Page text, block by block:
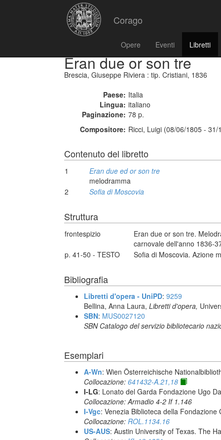
Corago
Opere Eventi Libretti
Eran due or son tre
Brescia, Giuseppe Riviera : tip. Cristiani, 1836
Paese: Italia
Lingua: italiano
Paginazione: 78 p.
Compositore: Ricci, Luigi (08/06/1805 - 31/
Contenuto del libretto
1
Eran due ed or son tre
melodramma
2
Sofia di Moscovia
Struttura
frontespizio
Eran due or son tre.
carnovale dell'anno 1836-
p. 41-50 - TESTO
Sofia di Moscovia. Azione
Bibliografia
Libretti d'opera - UniPD: 9259
Bellina, Anna Laura, Libretti d'opera,
SBN: MUS0027120
SBN Catalogo del servizio bibliotecario
Esemplari
A-Wn: Wien Österreichische
Collocazione: 641432-A.21,18
I-LG: Lonato del Garda Fondazione Ugo
Collocazione: Armadio 4-2 If 1.146
I-Vgc: Venezia Biblioteca della Fondazione
Collocazione: ROL.1134.16
US-AUS: Austin University of Texas. The